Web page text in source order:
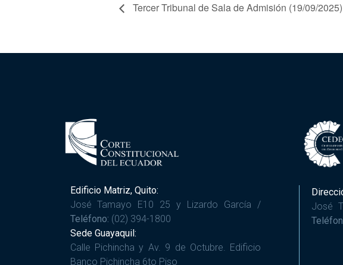
Tercer Tribunal de Sala de Admisión (19/09/2025)
Edificio Matriz, Quito:
José Tamayo E10 25 y Lizardo García /
Teléfono: (02) 394-1800
Sede Guayaquil:
Calle Pichincha y Av. 9 de Octubre. Edificio
Banco Pichincha 6to Piso
José